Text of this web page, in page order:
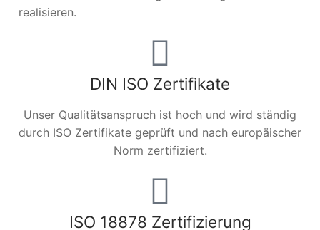
realisieren.
DIN ISO Zertifikate
Unser Qualitätsanspruch ist hoch und wird ständig
durch ISO Zertifikate geprüft und nach europäischer
Norm zertifiziert.
ISO 18878 Zertifizierung